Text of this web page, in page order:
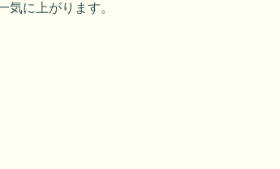
気に上がります。